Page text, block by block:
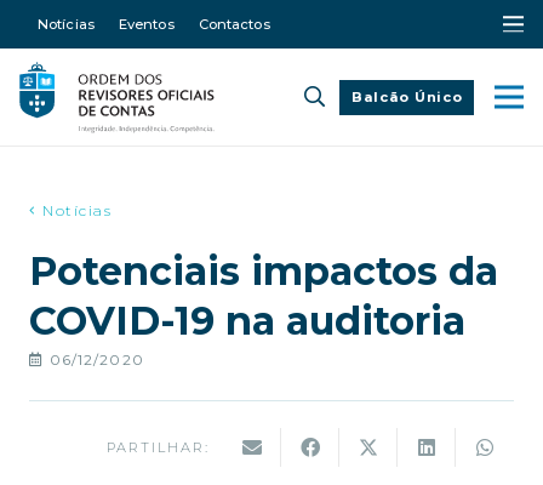
Notícias Eventos Contactos
Balcão Único
Notícias
Potenciais impactos da
COVID-19 na auditoria
06/12/2020
PARTILHAR: